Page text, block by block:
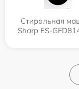
Стиральная
Sharp ES-